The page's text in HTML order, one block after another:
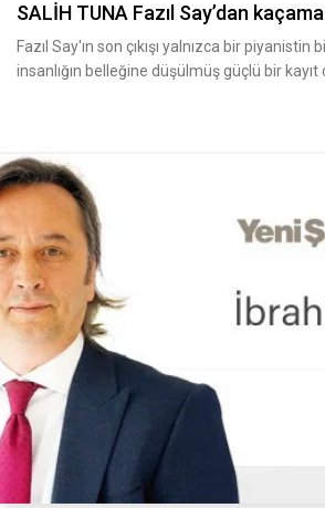
SALİH TUNA Fazıl Say’dan
Fazıl Say'ın son çıkışı yalnızca bir
insanlığın belleğine düşülmüş güçlü bir kayıt